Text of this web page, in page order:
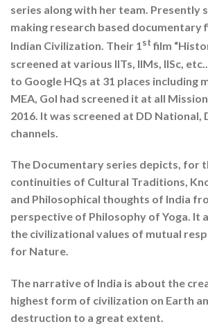
series along with her team. Presently
making research based documentary
Indian Civilization. Their 1stfilm
screened at various IITs, IIMs, IISc,
to Google HQs at 31 places including
MEA, GoI had screened it at all
2016. It was screened at DD National,
channels.
The Documentary series depicts, for
continuities of Cultural Traditions,
and Philosophical thoughts of India
perspective of Philosophy of Yoga. It
the civilizational values of mutual
for Nature.
The narrative of India is about the
highest form of civilization on Earth
destruction to a great extent.